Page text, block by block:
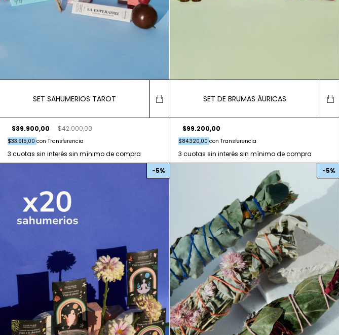
SET SAHUMERIOS TAROT
$39.900,00 $42.000,00
$33.915,00 con Transferencia
SET DE BRUMAS ÁURICAS
$99.200,00
$84.320,00 con Transferencia
-5% -5%